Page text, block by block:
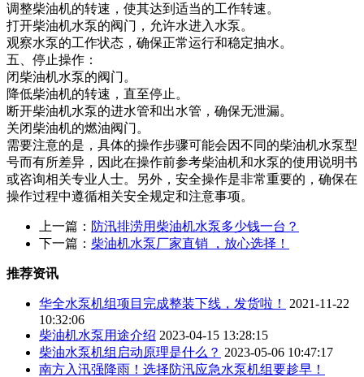
调整柴油机的转速，使其达到适当的工作转速。
打开柴油机水泵的阀门，允许水进入水泵。
观察水泵的工作状态，确保正常运行和稳定抽水。
五、停止操作：
闭柴油机水泵的阀门。
降低柴油机的转速，直至停止。
断开柴油机水泵的进水管和出水管，确保无泄漏。
关闭柴油机的燃油阀门。
需要注意的是，具体的操作步骤可能会因不同的柴油机水泵型
号而有所差异，因此在操作前参考柴油机和水泵的使用说明书
或咨询相关专业人士。另外，安全操作是非常重要的，确保在
操作过程中遵循相关安全规定和注意事项。
上一篇： 防汛排涝用柴油机水泵多少钱一台？
下一篇： 柴油机水泵厂家直销 ，放心选择！
推荐资讯
华全水泵机组项目完成整装下线，发货啦！
2021-11-22
10:32:06
柴油机水泵用途介绍 2023-04-15 13:28:15
柴油水泵机组启动原理是什么？ 2023-05-06 10:47:17
南方入汛强降雨！选择防汛应急水泵机组要趁早！